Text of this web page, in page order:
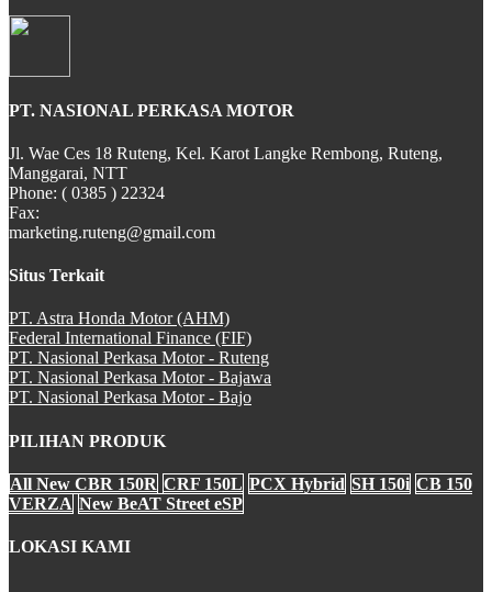
SH 150i
PCX Hybrid
PT. NASIONAL PERKASA MOTOR
Jl. Wae Ces 18 Ruteng, Kel. Karot Langke Rembong, Ruteng,
Manggarai, NTT
Phone: ( 0385 ) 22324
Fax:
marketing.ruteng@gmail.com
Situs Terkait
PT. Astra Honda Motor (AHM)
Federal International Finance (FIF)
PT. Nasional Perkasa Motor - Ruteng
PT. Nasional Perkasa Motor - Bajawa
PT. Nasional Perkasa Motor - Bajo
PILIHAN PRODUK
All New CBR 150R CRF 150L PCX Hybrid SH 150i CB 150
VERZA New BeAT Street eSP
LOKASI KAMI